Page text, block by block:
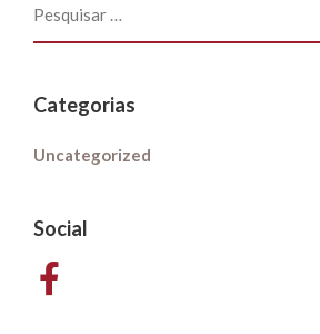
Categorias
Uncategorized
Social